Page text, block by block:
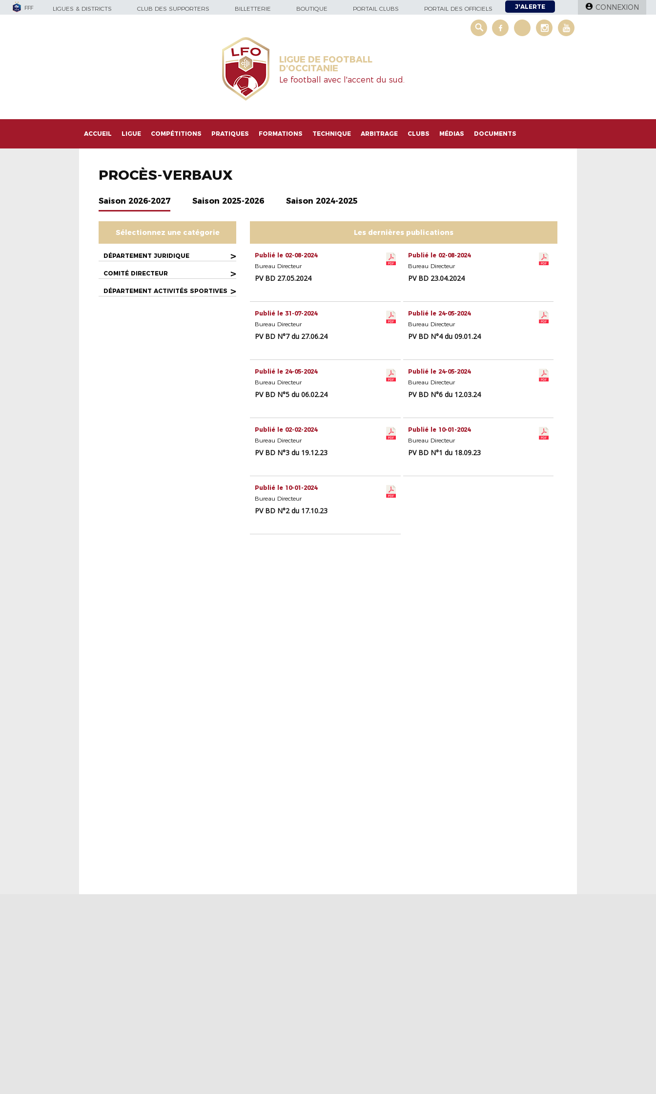
FFF LIGUES & DISTRICTS CLUB DES SUPPORTERS BILLETTERIE BOUTIQUE PORTAIL CLUBS PORTAIL DES OFFICIELS J'ALERTE CONNEXION
LIGUE DE FOOTBALL
D'OCCITANIE
Le football avec l'accent du sud.
ACCUEIL LIGUE COMPÉTITIONS PRATIQUES FORMATIONS TECHNIQUE ARBITRAGE CLUBS MÉDIAS DOCUMENTS
PROCÈS-VERBAUX
Saison 2026-2027 Saison 2025-2026 Saison 2024-2025
Sélectionnez une catégorie
DÉPARTEMENT JURIDIQUE >
COMITÉ DIRECTEUR >
DÉPARTEMENT ACTIVITÉS SPORTIVES >
Les dernières publications
Publié le 02-08-2024
Bureau Directeur
PV BD 27.05.2024
Publié le 02-08-2024
Bureau Directeur
PV BD 23.04.2024
Publié le 31-07-2024
Bureau Directeur
PV BD N°7 du 27.06.24
Publié le 24-05-2024
Bureau Directeur
PV BD N°4 du 09.01.24
Publié le 24-05-2024
Bureau Directeur
PV BD N°5 du 06.02.24
Publié le 24-05-2024
Bureau Directeur
PV BD N°6 du 12.03.24
Publié le 02-02-2024
Bureau Directeur
PV BD N°3 du 19.12.23
Publié le 10-01-2024
Bureau Directeur
PV BD N°1 du 18.09.23
Publié le 10-01-2024
Bureau Directeur
PV BD N°2 du 17.10.23